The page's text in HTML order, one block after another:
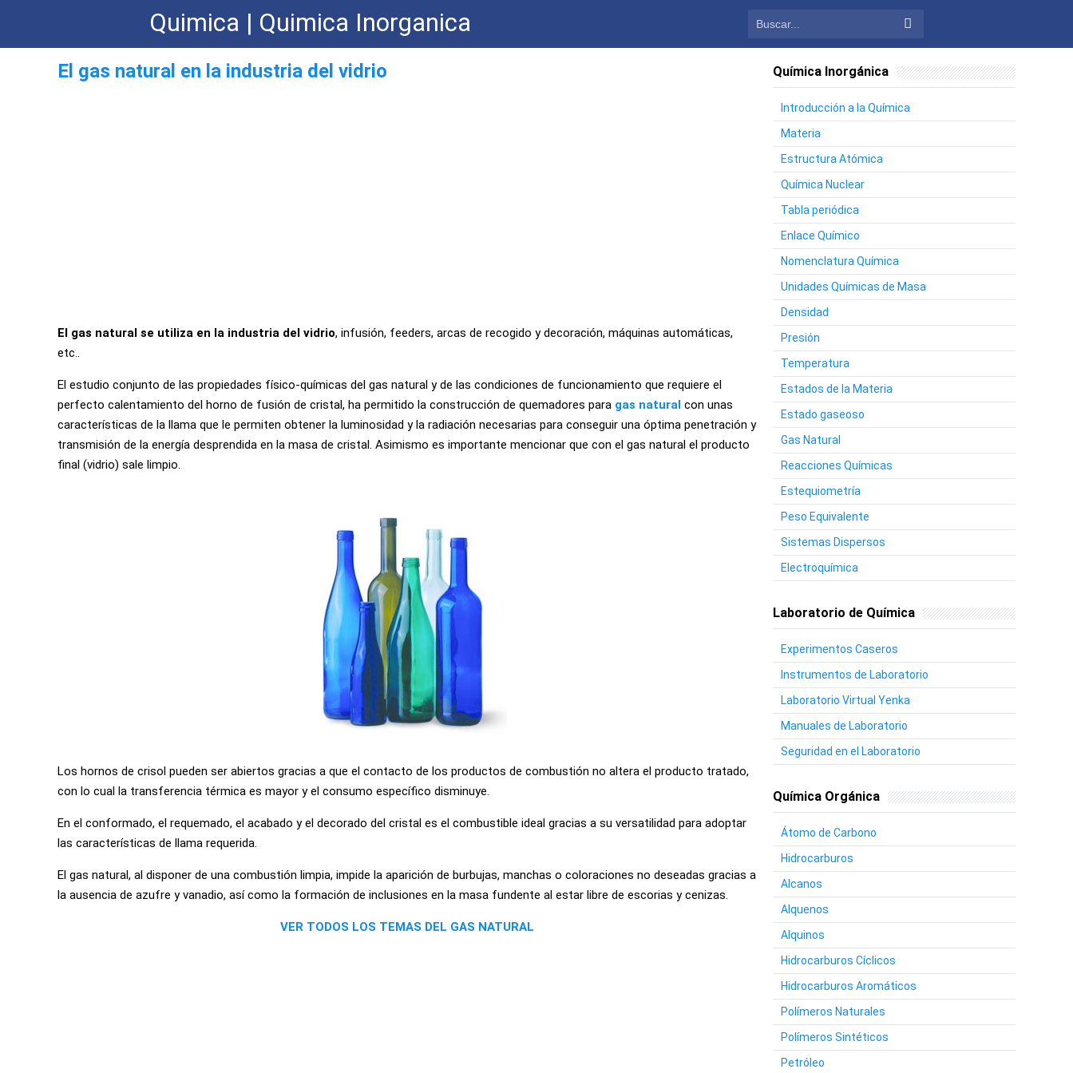
Quimica | Quimica Inorganica
El gas natural en la industria del vidrio
El gas natural se utiliza en la industria del vidrio, infusión, feeders, arcas de recogido y decoración, máquinas automáticas,
etc..
El estudio conjunto de las propiedades físico-químicas del gas natural y de las condiciones de funcionamiento que requiere el
perfecto calentamiento del horno de fusión de cristal, ha permitido la construcción de quemadores para gas natural con unas
características de la llama que le permiten obtener la luminosidad y la radiación necesarias para conseguir una óptima penetración y
transmisión de la energía desprendida en la masa de cristal. Asimismo es importante mencionar que con el gas natural el producto
final (vidrio) sale limpio.
Los hornos de crisol pueden ser abiertos gracias a que el contacto de los productos de combustión no altera el producto tratado,
con lo cual la transferencia térmica es mayor y el consumo específico disminuye.
En el conformado, el requemado, el acabado y el decorado del cristal es el combustible ideal gracias a su versatilidad para adoptar
las características de llama requerida.
El gas natural, al disponer de una combustión limpia, impide la aparición de burbujas, manchas o coloraciones no deseadas gracias a
la ausencia de azufre y vanadio, así como la formación de inclusiones en la masa fundente al estar libre de escorias y cenizas.
VER TODOS LOS TEMAS DEL GAS NATURAL
Química Inorgánica
Introducción a la Química
Materia
Estructura Atómica
Química Nuclear
Tabla periódica
Enlace Químico
Nomenclatura Química
Unidades Químicas de Masa
Densidad
Presión
Temperatura
Estados de la Materia
Estado gaseoso
Gas Natural
Reacciones Químicas
Estequiometría
Peso Equivalente
Sistemas Dispersos
Electroquímica
Laboratorio de Química
Experimentos Caseros
Instrumentos de Laboratorio
Laboratorio Virtual Yenka
Manuales de Laboratorio
Seguridad en el Laboratorio
Química Orgánica
Átomo de Carbono
Hidrocarburos
Alcanos
Alquenos
Alquinos
Hidrocarburos Cíclicos
Hidrocarburos Aromáticos
Polímeros Naturales
Polímeros Sintéticos
Petróleo